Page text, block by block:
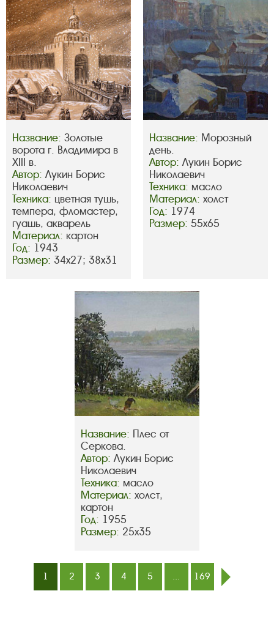
Название: Золотые
ворота г. Владимира в
XIII в.
Автор: Лукин Борис
Николаевич
Техника: цветная тушь,
темпера, фломастер,
гуашь, акварель
Материал: картон
Год: 1943
Размер: 34х27; 38х31
Название: Морозный
день.
Автор: Лукин Борис
Николаевич
Техника: масло
Материал: холст
Год: 1974
Размер: 55х65
Название: Плес от
Серкова.
Автор: Лукин Борис
Николаевич
Техника: масло
Материал: холст,
картон
Год: 1955
Размер: 25х35
1 2 3 4 5 ...
169